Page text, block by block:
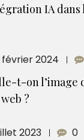
IA dans
février 2024
t-on l’image
?
2023 0